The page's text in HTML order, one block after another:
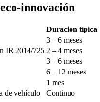
innovación
Duración típica
3 – 6 meses
IR 2014/725 2 – 4 meses
3 – 6 meses
6 – 12 meses
1 mes
de vehículo Continuo